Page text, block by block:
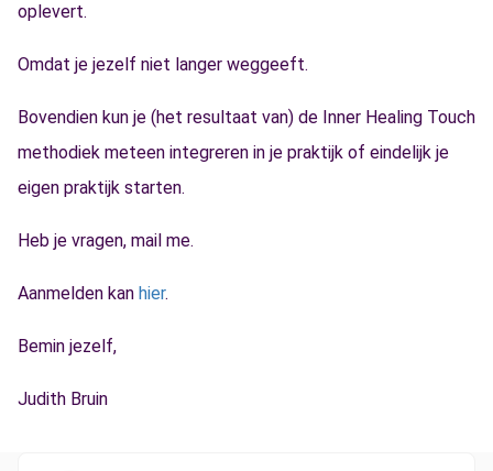
oplevert.
Omdat je jezelf niet langer weggeeft.
Bovendien kun je (het resultaat van) de Inner Healing Touch
methodiek meteen integreren in je praktijk of eindelijk je
eigen praktijk starten.
Heb je vragen, mail me.
Aanmelden kan hier.
Bemin jezelf,
Judith Bruin